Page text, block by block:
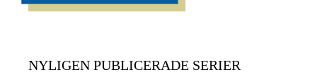
NYLIGEN PUBLICERADE SERIER